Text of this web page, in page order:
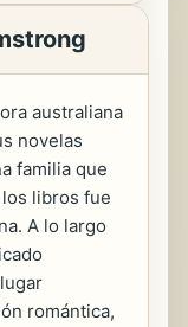
australiana
novelas
familia que
libros fue
A lo largo
romántica,